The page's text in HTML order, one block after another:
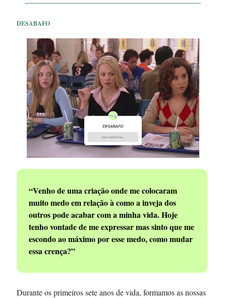
DESABAFO
“Venho de uma criação onde me colocaram
muito medo em relação à como a inveja dos
outros pode acabar com a minha vida. Hoje
tenho vontade de me expressar mas sinto que me
escondo ao máximo por esse medo, como mudar
essa crença?”
Durante os primeiros sete anos de vida, formamos as nossas